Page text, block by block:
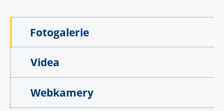
Fotogalerie
Videa
Webkamery